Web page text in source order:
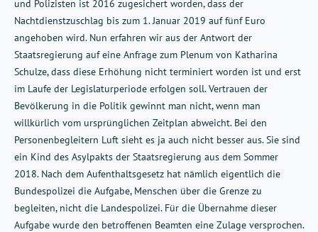
und Polizisten ist 2016 zugesichert worden, dass der
Nachtdienstzuschlag bis zum 1. Januar 2019 auf fünf Euro
angehoben wird. Nun erfahren wir aus der Antwort der
Staatsregierung auf eine Anfrage zum Plenum von Katharina
Schulze, dass diese Erhöhung nicht terminiert worden ist und erst
im Laufe der Legislaturperiode erfolgen soll. Vertrauen der
Bevölkerung in die Politik gewinnt man nicht, wenn man
willkürlich vom ursprünglichen Zeitplan abweicht. Bei den
Personenbegleitern Luft sieht es ja auch nicht besser aus. Sie sind
ein Kind des Asylpakts der Staatsregierung aus dem Sommer
2018. Nach dem Aufenthaltsgesetz hat nämlich eigentlich die
Bundespolizei die Aufgabe, Menschen über die Grenze zu
begleiten, nicht die Landespolizei. Für die Übernahme dieser
Aufgabe wurde den betroffenen Beamten eine Zulage versprochen.